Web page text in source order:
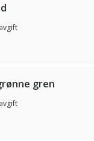
gren